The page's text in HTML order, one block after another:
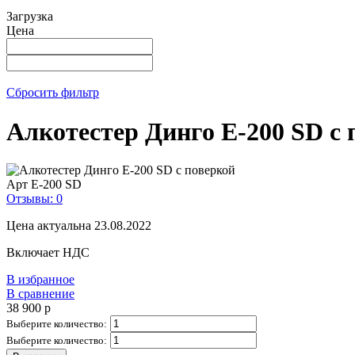
Загрузка
Цена
Сбросить фильтр
Алкотестер Динго E-200 SD с
Арт E-200 SD
Отзывы: 0
Цена актуальна 23.08.2022
Включает НДС
В избранное
В сравнение
38 900 p
Выберите количество:
Выберите количество: